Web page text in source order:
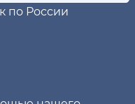
по России